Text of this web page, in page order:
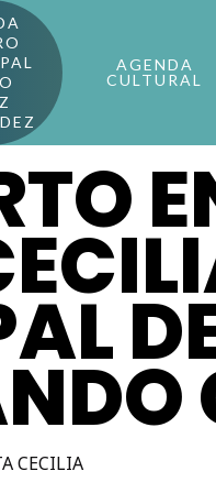
AGENDA
CULTURAL
CECILIA